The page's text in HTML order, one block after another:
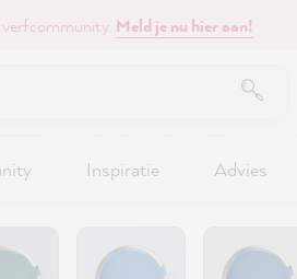
verfcommunity. Meld je nu hier aan!
Inspiratie Advies